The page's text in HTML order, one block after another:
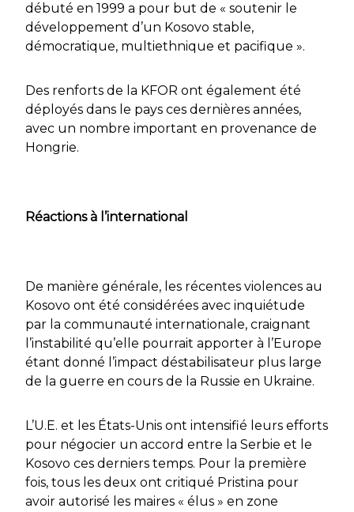
débuté en 1999 a pour but de « soutenir le
développement d’un Kosovo stable,
démocratique, multiethnique et pacifique ».
Des renforts de la KFOR ont également été
déployés dans le pays ces dernières années,
avec un nombre important en provenance de
Hongrie.
Réactions à l’international
De manière générale, les récentes violences au
Kosovo ont été considérées avec inquiétude
par la communauté internationale, craignant
l’instabilité qu’elle pourrait apporter à l’Europe
étant donné l’impact déstabilisateur plus large
de la guerre en cours de la Russie en Ukraine.
L’U.E. et les États-Unis ont intensifié leurs efforts
pour négocier un accord entre la Serbie et le
Kosovo ces derniers temps. Pour la première
fois, tous les deux ont critiqué Pristina pour
avoir autorisé les maires « élus » en zone